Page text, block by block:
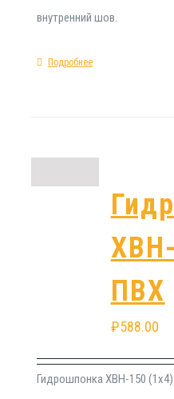
внутренний шов.
Подробнее
ПВХ
₽588.00
Гидрошпонка ХВН-150